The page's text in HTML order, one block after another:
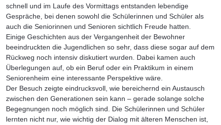
schnell und im Laufe des Vormittags entstanden lebendige
Gespräche, bei denen sowohl die Schülerinnen und Schüler als
auch die Seniorinnen und Senioren sichtlich Freude hatten.
Einige Geschichten aus der Vergangenheit der Bewohner
beeindruckten die Jugendlichen so sehr, dass diese sogar auf dem
Rückweg noch intensiv diskutiert wurden. Dabei kamen auch
Überlegungen auf, ob ein Beruf oder ein Praktikum in einem
Seniorenheim eine interessante Perspektive wäre.
Der Besuch zeigte eindrucksvoll, wie bereichernd ein Austausch
zwischen den Generationen sein kann – gerade solange solche
Begegnungen noch möglich sind. Die Schülerinnen und Schüler
lernten nicht nur, wie wichtig der Dialog mit älteren Menschen ist,